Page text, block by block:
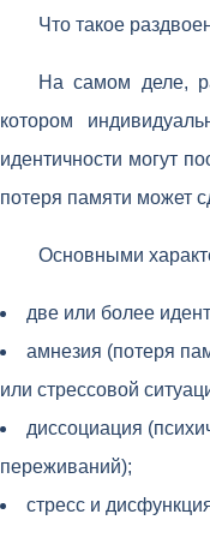
Что такое
На самом деле,
котором
идентичности могут
потеря памяти может
Основными
две или более
амнезия (потеря
или стрессовой
диссоциация
переживаний);
стресс и